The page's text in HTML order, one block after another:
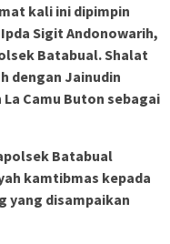
kali ini dipimpin
Sigit Andonowarih,
Batabual. Shalat
dengan Jainudin
Camu Buton sebagai
Batabual
kamtibmas kepada
yang disampaikan